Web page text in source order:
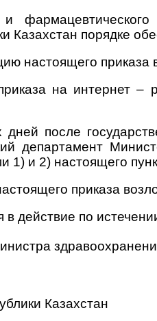
Казахстан порядке
настоящего
на интернет –
после
департамент
1) и 2) настоящего
приказа
действие по
Казахстан